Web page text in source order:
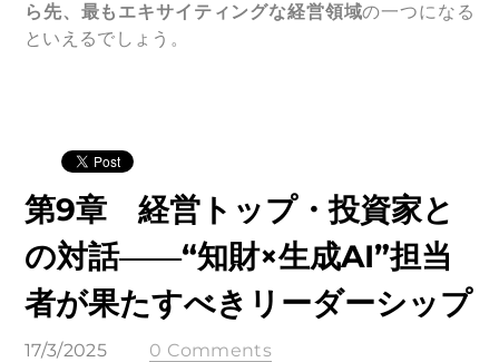
ら先、最もエキサイティングな経営領域の一つになる
といえるでしょう。
第9章 経営トップ・投資家と
の対話――“知財×生成AI”担当
者が果たすべきリーダーシップ
17/3/2025 0 Comments